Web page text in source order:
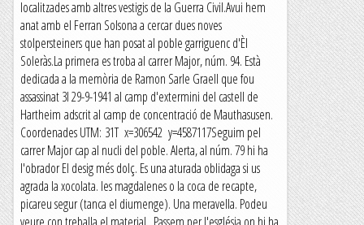
localitzades amb altres vestigis de la Guerra Civil.Avui hem
anat amb el Ferran Solsona a cercar dues noves
stolpersteiners que han posat al poble garriguenc d'Èl
Soleràs.La primera es troba al carrer Major, núm. 94. Està
dedicada a la memòria de Ramon Sarle Graell que fou
assassinat 3l 29-9-1941 al camp d'extermini del castell de
Hartheim adscrit al camp de concentració de Mauthasusen.
Coordenades UTM: 31T x=306542 y=4587117Seguim pel
carrer Major cap al nucli del poble. Alerta, al núm. 79 hi ha
l'obrador El desig més dolç. Es una aturada oblidaga si us
agrada la xocolata. les magdalenes o la coca de recapte,
picareu segur (tanca el diumenge). Una meravella. Podeu